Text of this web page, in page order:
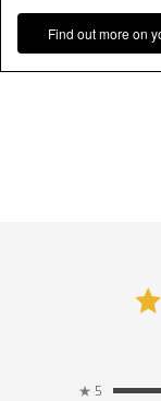
Find out more on
★ 5